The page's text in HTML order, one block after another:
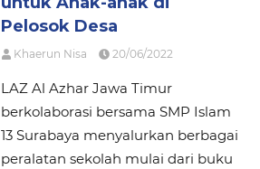
Pelosok Desa
Khaerun Nisa 20/06/2022
LAZ Al Azhar Jawa Timur
berkolaborasi bersama SMP Islam
13 Surabaya menyalurkan berbagai
peralatan sekolah mulai dari buku